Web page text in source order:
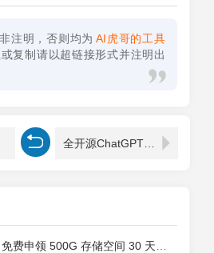
注明，否则均为 AI虎哥的工具
复制请以超链接形式并注明出
全开源ChatGPT Plus/Claude Pro账号共享服务系统源码/Pandora Helper
500G 存储空间 30 天限时生效 领取方法